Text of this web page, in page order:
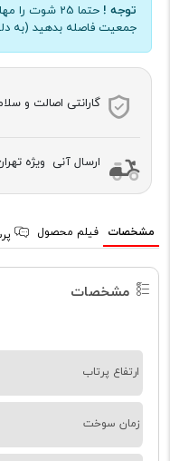
توجه !
جمعیت فاصله بدهید (به
گارانتی اصالت و
ارسال آنی ویژه
مشخصات فیلم محصول
مشخصات
ارتفاع پرتاب
زمان سوخت